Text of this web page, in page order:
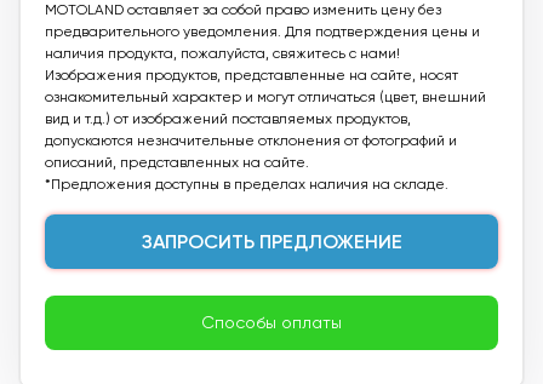
MOTOLAND оставляет за собой право изменить цену без
предварительного уведомления. Для подтверждения цены и
наличия продукта, пожалуйста, свяжитесь с нами!
Изображения продуктов, представленные на сайте, носят
ознакомительный характер и могут отличаться (цвет, внешний
вид и т.д.) от изображений поставляемых продуктов,
допускаются незначительные отклонения от фотографий и
описаний, представленных на сайте.
*Предложения доступны в пределах наличия на складе.
ЗАПРОСИТЬ ПРЕДЛОЖЕНИЕ
Способы оплаты